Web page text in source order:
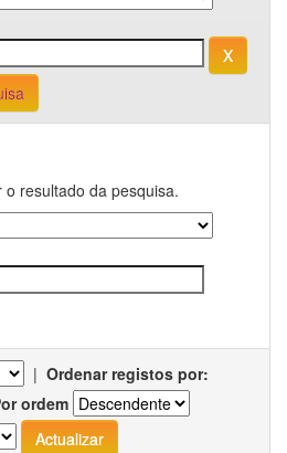
resultado da pesquisa.
| Ordenar registos por:
ordem